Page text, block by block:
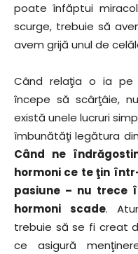
poate înfăptui
scurge, trebuie să
avem grijă unul de
Când relaţia o ia pe
începe să scârţâie,
există unele lucruri
îmbunătăţi legătura
Când ne
hormoni ce te ţin
pasiune – nu trece
hormoni scade.
trebuie să se fi creat
ce asigură